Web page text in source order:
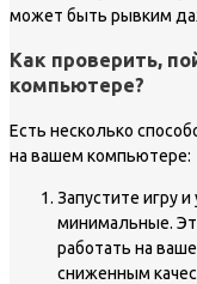
может быть рывким
Как проверить,
компьютере?
Есть несколько
на вашем компьютере:
Запустите игру
минимальные.
работать на
сниженным